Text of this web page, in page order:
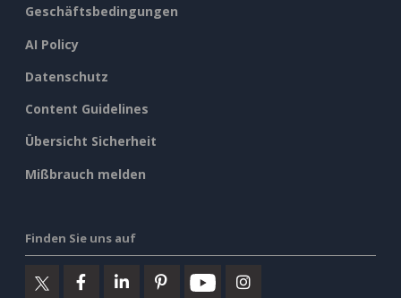
Geschäftsbedingungen
AI Policy
Datenschutz
Content Guidelines
Übersicht Sicherheit
Mißbrauch melden
Finden Sie uns auf